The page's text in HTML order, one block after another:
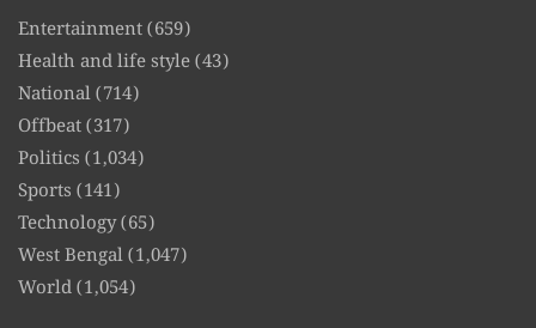
Entertainment(659)
Health and life style(43)
National(714)
Offbeat(317)
Politics (1,034)
Sports (141)
Technology(65)
West Bengal(1,047)
World(1,054)